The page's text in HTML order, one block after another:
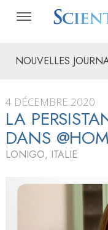
NOUVELLES
4 DÉCEMBRE 2020
LA
DANS
LONIGO, ITALIE